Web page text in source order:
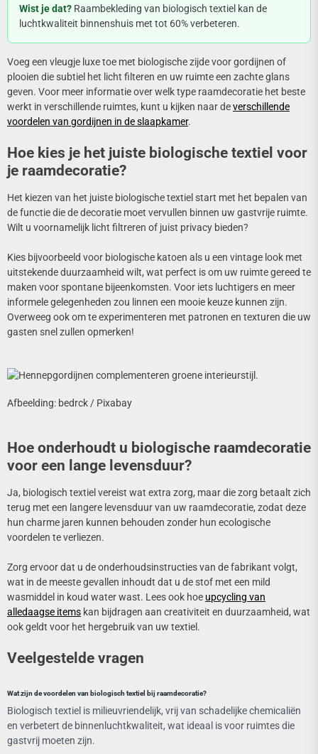
Wist je dat? Raambekleding van biologisch textiel kan de
luchtkwaliteit binnenshuis met tot 60% verbeteren.
Voeg een vleugje luxe toe met biologische zijde voor gordijnen of
plooien die subtiel het licht filteren en uw ruimte een zachte glans
geven. Voor meer informatie over welk type raamdecoratie het beste
werkt in verschillende ruimtes, kunt u kijken naar deverschillende
voordelen van gordijnen in de slaapkamer.
Hoe kies je het juiste biologische textiel voor
je raamdecoratie?
Het kiezen van het juiste biologische textiel start met het bepalen van
de functie die de decoratie moet vervullen binnen uw gastvrije ruimte.
Wilt u voornamelijk licht filtreren of juist privacy bieden?
Kies bijvoorbeeld voor biologische katoen als u een vintage look met
uitstekende duurzaamheid wilt, wat perfect is om uw ruimte gereed te
maken voor spontane bijeenkomsten. Voor iets luchtigers en meer
informele gelegenheden zou linnen een mooie keuze kunnen zijn.
Overweeg ook om te experimenteren met patronen en texturen die uw
gasten snel zullen opmerken!
Afbeelding: bedrck / Pixabay
Hoe onderhoudt u biologische raamdecoratie
voor een lange levensduur?
Ja, biologisch textiel vereist wat extra zorg, maar die zorg betaalt zich
terug met een langere levensduur van uw raamdecoratie, zodat deze
hun charme jaren kunnen behouden zonder hun ecologische
voordelen te verliezen.
Zorg ervoor dat u de onderhoudsinstructies van de fabrikant volgt,
wat in de meeste gevallen inhoudt dat u de stof met een mild
wasmiddel in koud water wast. Lees ook hoe upcycling van
alledaagse items kan bijdragen aan creativiteit en duurzaamheid, wat
ook geldt voor het hergebruik van uw textiel.
Veelgestelde vragen
Wat zijn de voordelen van biologisch textiel bij raamdecoratie?
Biologisch textiel is milieuvriendelijk, vrij van schadelijke chemicaliën
en verbetert de binnenluchtkwaliteit, wat ideaal is voor ruimtes die
gastvrij moeten zijn.